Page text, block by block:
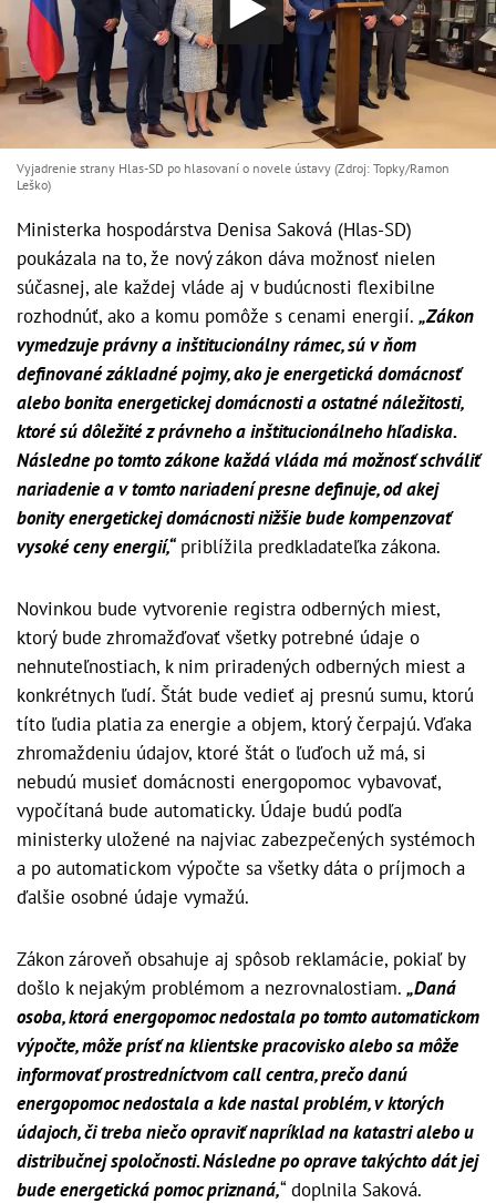
Vyjadrenie strany Hlas-SD po hlasovaní o novele ústavy (Zdroj: Topky/Ramon
Leško)
Ministerka hospodárstva Denisa Saková (Hlas-SD)
poukázala na to, že nový zákon dáva možnosť nielen
súčasnej, ale každej vláde aj v budúcnosti flexibilne
rozhodnúť, ako a komu pomôže s cenami energií. „Zákon
vymedzuje právny a inštitucionálny rámec, sú v ňom
definované základné pojmy, ako je energetická domácnosť
alebo bonita energetickej domácnosti a ostatné náležitosti,
ktoré sú dôležité z právneho a inštitucionálneho hľadiska.
Následne po tomto zákone každá vláda má možnosť schváliť
nariadenie a v tomto nariadení presne definuje, od akej
bonity energetickej domácnosti nižšie bude kompenzovať
vysoké ceny energií,“priblížila predkladateľka zákona.
Novinkou bude vytvorenie registra odberných miest,
ktorý bude zhromažďovať všetky potrebné údaje o
nehnuteľnostiach, k nim priradených odberných miest a
konkrétnych ľudí. Štát bude vedieť aj presnú sumu, ktorú
títo ľudia platia za energie a objem, ktorý čerpajú. Vďaka
zhromaždeniu údajov, ktoré štát o ľuďoch už má, si
nebudú musieť domácnosti energopomoc vybavovať,
vypočítaná bude automaticky. Údaje budú podľa
ministerky uložené na najviac zabezpečených systémoch
a po automatickom výpočte sa všetky dáta o príjmoch a
ďalšie osobné údaje vymažú.
Zákon zároveň obsahuje aj spôsob reklamácie, pokiaľ by
došlo k nejakým problémom a nezrovnalostiam. „Daná
osoba, ktorá energopomoc nedostala po tomto automatickom
výpočte, môže prísť na klientske pracovisko alebo sa môže
informovať prostredníctvom call centra, prečo danú
energopomoc nedostala a kde nastal problém, v ktorých
údajoch, či treba niečo opraviť napríklad na katastri alebo u
distribučnej spoločnosti. Následne po oprave takýchto dát jej
bude energetická pomoc priznaná,“ doplnila Saková.